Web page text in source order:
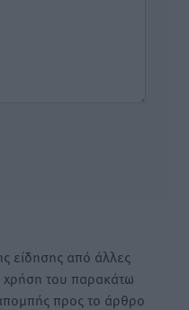
είδησης από άλλες
χρήση του παρακάτω
προς το άρθρο